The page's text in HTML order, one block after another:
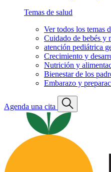
Temas de salud
Ver todos los temas
Cuidado de bebés y
atención pediátrica
Crecimiento y
Nutrición y
Bienestar de los
Embarazo y
Agenda una cita